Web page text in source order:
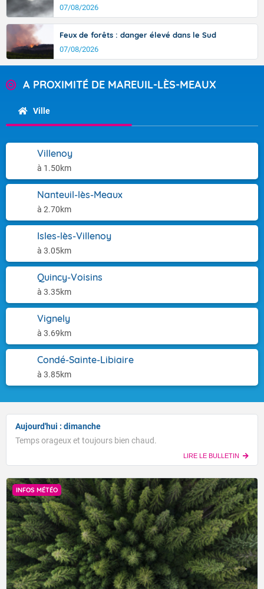
07/08/2026
Feux de forêts : danger élevé dans le Sud
07/08/2026
A PROXIMITÉ DE MAREUIL-LÈS-MEAUX
Ville
Villenoy
à 1.50km
Nanteuil-lès-Meaux
à 2.70km
Isles-lès-Villenoy
à 3.05km
Quincy-Voisins
à 3.35km
Vignely
à 3.69km
Condé-Sainte-Libiaire
à 3.85km
Aujourd'hui : dimanche
Temps orageux et toujours bien chaud.
LIRE LE BULLETIN
INFOS MÉTÉO